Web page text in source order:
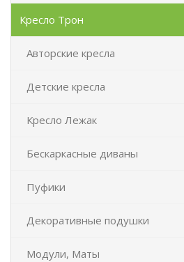
Кресло Трон
Авторские кресла
Детские кресла
Кресло Лежак
Бескаркасные диваны
Пуфики
Декоративные подушки
Модули, Маты